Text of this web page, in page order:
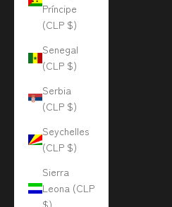
Príncipe
(CLP $)
Senegal
(CLP $)
Serbia
(CLP $)
Seychelles
(CLP $)
Sierra
Leona (CLP
$)